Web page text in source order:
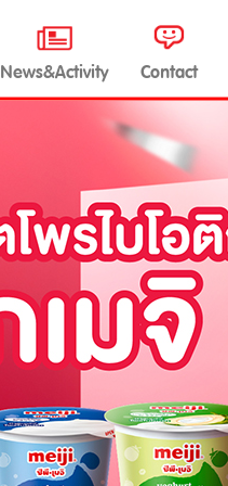
News&Activity Contact